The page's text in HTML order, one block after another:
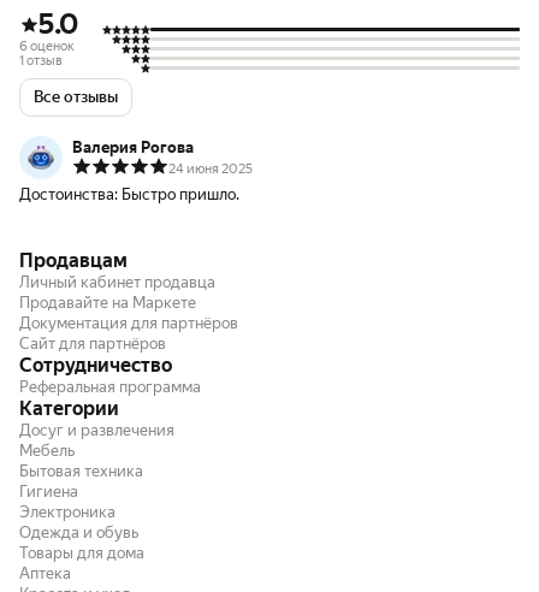
5.0
6 оценок
1 отзыв
Все отзывы
Валерия Рогова
24 июня 2025
Достоинства: Быстро пришло.
Продавцам
Личный кабинет продавца
Продавайте на Маркете
Документация для партнёров
Сайт для партнёров
Сотрудничество
Реферальная программа
Категории
Досуг и развлечения
Мебель
Бытовая техника
Гигиена
Электроника
Одежда и обувь
Товары для дома
Аптека